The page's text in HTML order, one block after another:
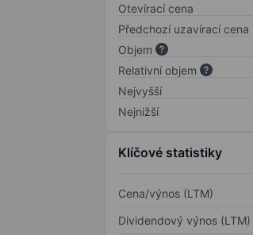
Otevírací cena
Předchozí uzavírací cena
Objem
Relativní objem
Nejvyšší
Nejnižší
Klíčové statistiky
Cena/výnos (LTM)
Dividendový výnos (LTM)